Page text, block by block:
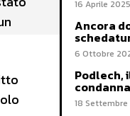
16 Aprile 2025
Ancora
6 Ottobre
Podlech,
18